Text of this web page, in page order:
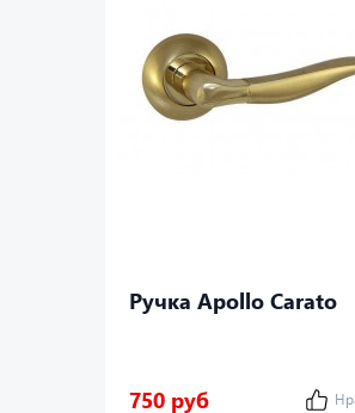
Ручка Apollo Carato
750 руб